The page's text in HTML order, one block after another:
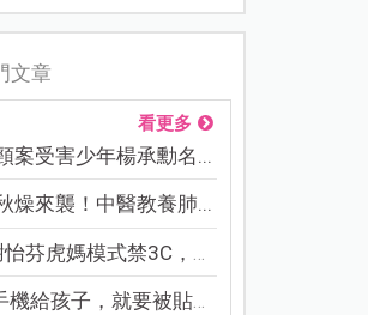
文章
看更多
案受害少年楊承勳名...
燥來襲！中醫教養肺...
芬虎媽模式禁3C，看...
給孩子，就要被貼「...